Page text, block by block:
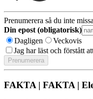
Prenumerera så du inte
Din epost (obligatorisk)
Dagligen
Veckovis
Jag har läst och förstått
FAKTA | FAKTA |